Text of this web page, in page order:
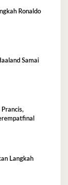
Ronaldo
Samai
Langkah